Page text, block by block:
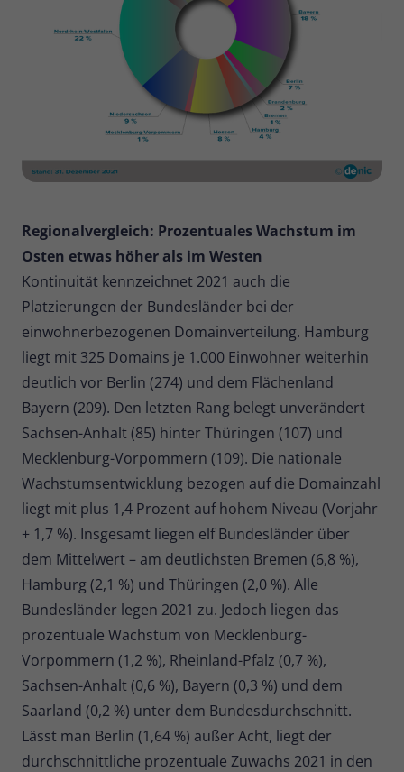
Regionalvergleich: Prozentuales Wachstum im
Osten etwas höher als im Westen
Kontinuität kennzeichnet 2021 auch die
Platzierungen der Bundesländer bei der
einwohnerbezogenen Domainverteilung. Hamburg
liegt mit 325 Domains je 1.000 Einwohner weiterhin
deutlich vor Berlin (274) und dem Flächenland
Bayern (209). Den letzten Rang belegt unverändert
Sachsen-Anhalt (85) hinter Thüringen (107) und
Mecklenburg-Vorpommern (109). Die nationale
Wachstumsentwicklung bezogen auf die Domainzahl
liegt mit plus 1,4 Prozent auf hohem Niveau (Vorjahr
+ 1,7 %). Insgesamt liegen elf Bundesländer über
dem Mittelwert – am deutlichsten Bremen (6,8 %),
Hamburg (2,1 %) und Thüringen (2,0 %). Alle
Bundesländer legen 2021 zu. Jedoch liegen das
prozentuale Wachstum von Mecklenburg-
Vorpommern (1,2 %), Rheinland-Pfalz (0,7 %),
Sachsen-Anhalt (0,6 %), Bayern (0,3 %) und dem
Saarland (0,2 %) unter dem Bundesdurchschnitt.
Lässt man Berlin (1,64 %) außer Acht, liegt der
durchschnittliche prozentuale Zuwachs 2021 in den